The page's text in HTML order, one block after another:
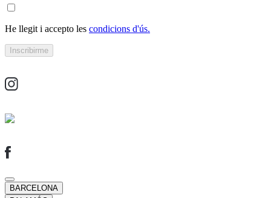
He llegit i accepto les condicions d'ús.
BARCELONA